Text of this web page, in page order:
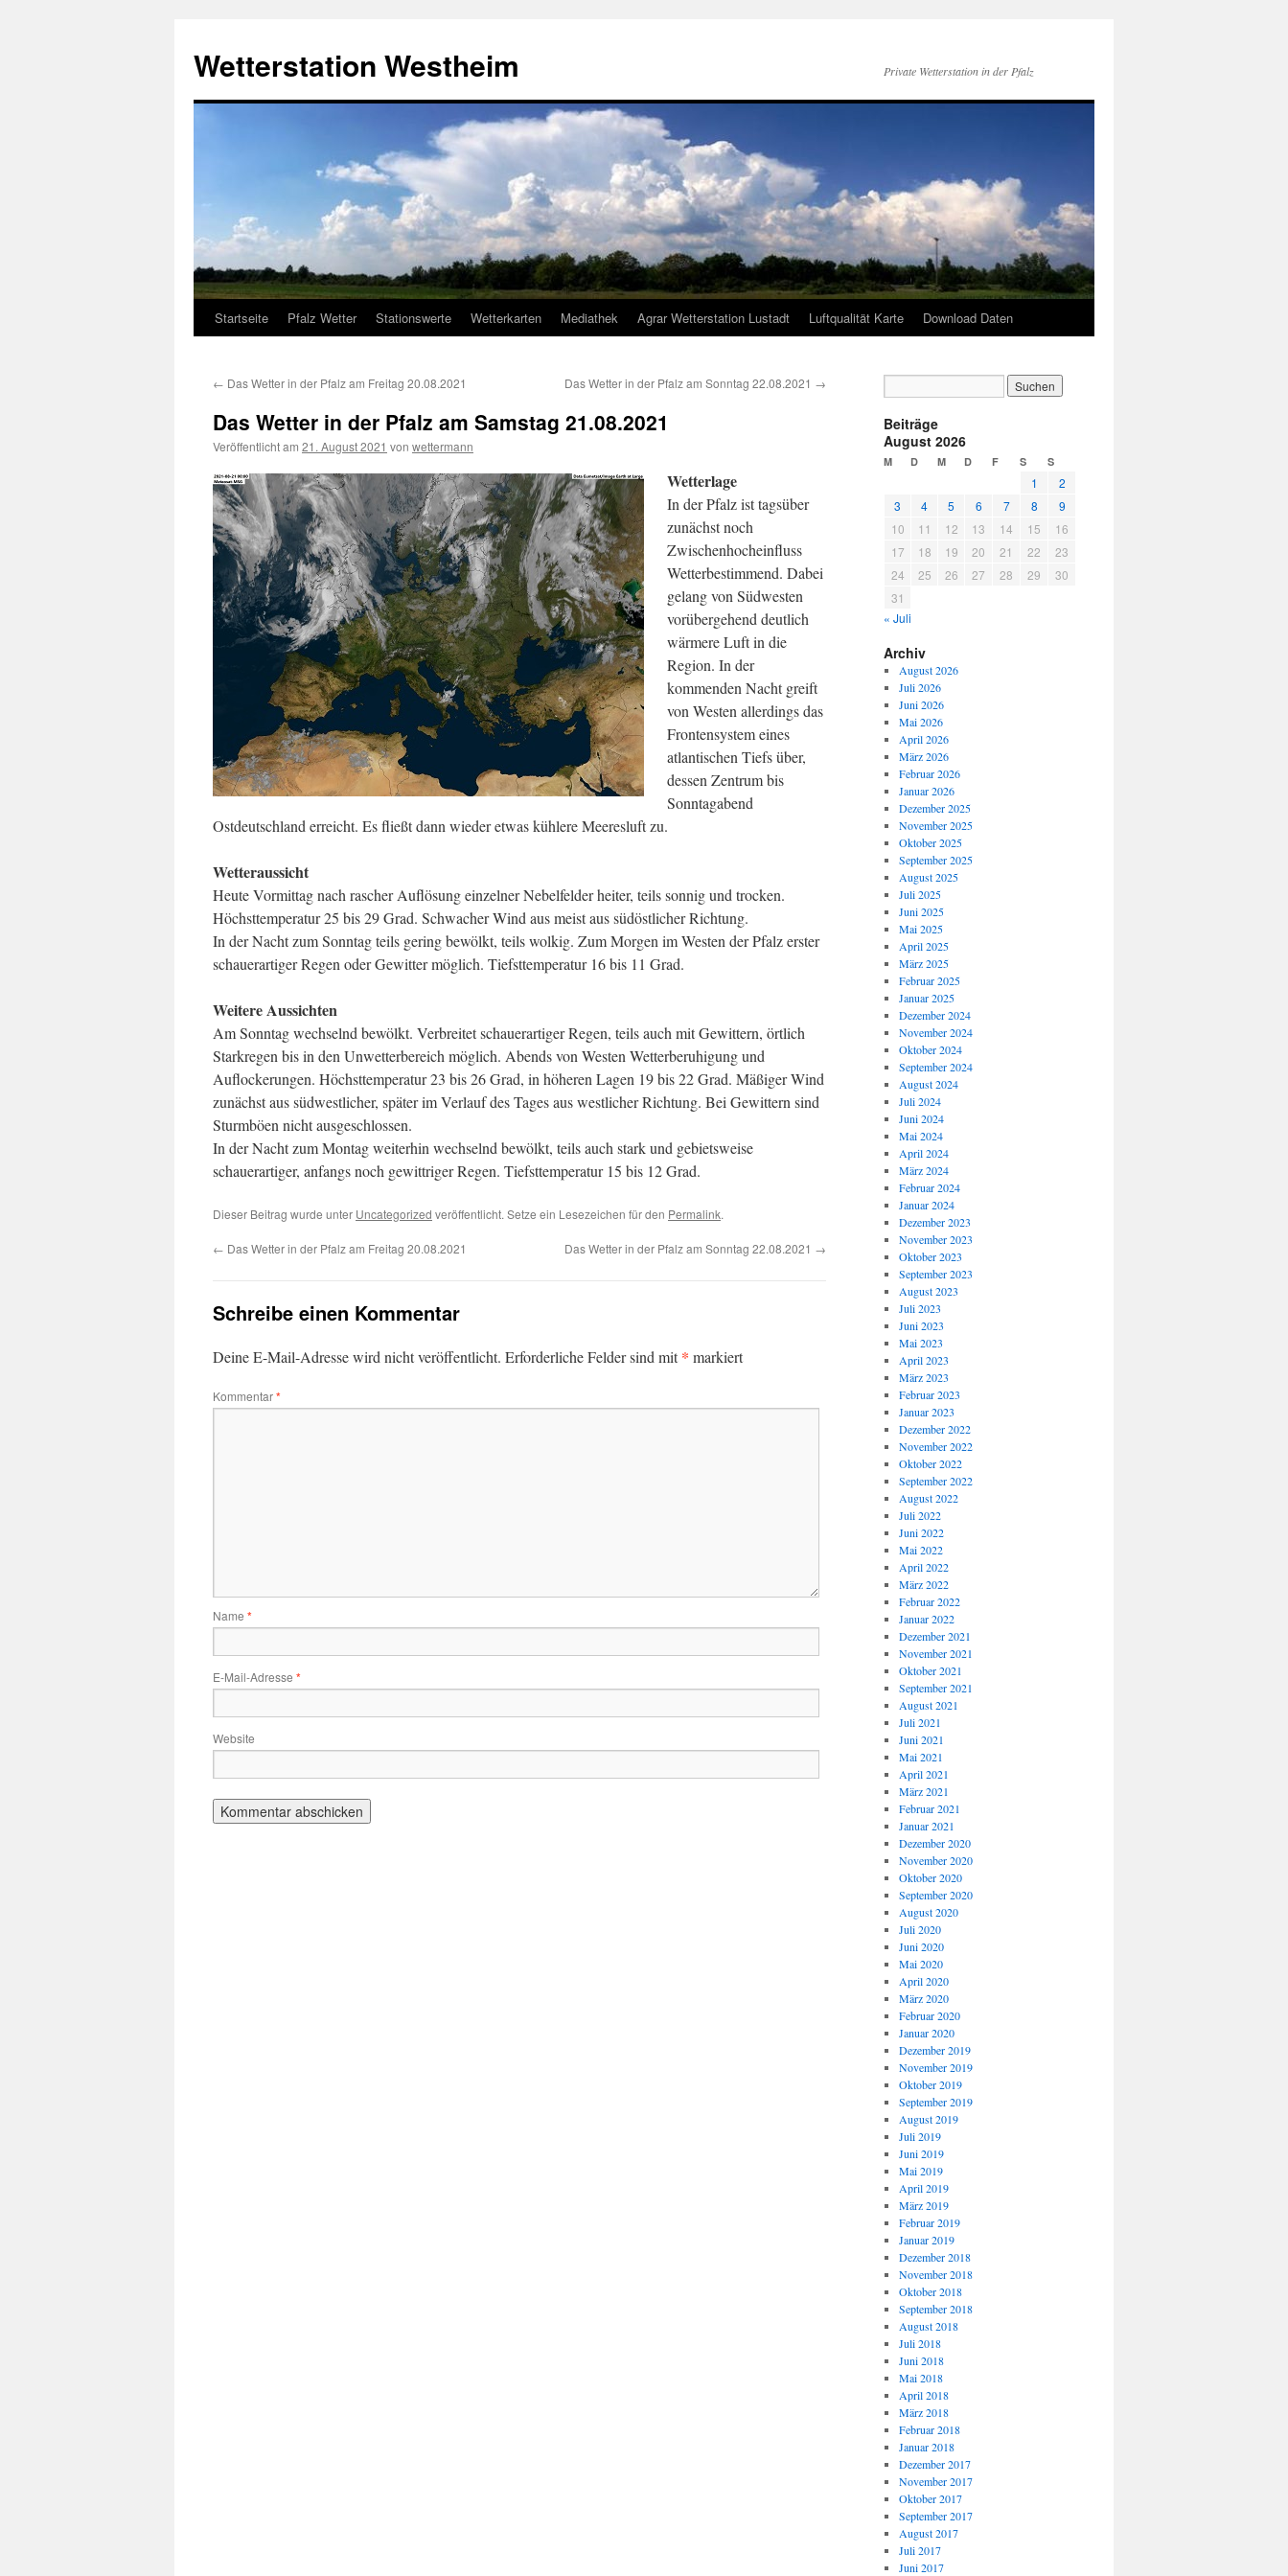
springen
Wetterstation Westheim Private Wetterstation in der Pfalz
Startseite Pfalz Wetter Stationswerte Wetterkarten Mediathek Agrar Wetterstation Lustadt Luftqualität Karte Download Daten
← Das Wetter in der Pfalz am Freitag 20.08.2021 Das Wetter in der Pfalz am Sonntag 22.08.2021 →
Das Wetter in der Pfalz am Samstag 21.08.2021
Veröffentlicht am 21. August 2021 von wettermann
Wetterlage
In der Pfalz ist tagsüber
zunächst noch
Zwischenhocheinfluss
Wetterbestimmend. Dabei
gelang von Südwesten
vorübergehend deutlich
wärmere Luft in die
Region. In der
kommenden Nacht greift
von Westen allerdings das
Frontensystem eines
atlantischen Tiefs über,
dessen Zentrum bis
Sonntagabend
Ostdeutschland erreicht. Es fließt dann wieder etwas kühlere Meeresluft zu.
Wetteraussicht
Heute Vormittag nach rascher Auflösung einzelner Nebelfelder heiter, teils sonnig und trocken.
Höchsttemperatur 25 bis 29 Grad. Schwacher Wind aus meist aus südöstlicher Richtung.
In der Nacht zum Sonntag teils gering bewölkt, teils wolkig. Zum Morgen im Westen der Pfalz erster
schauerartiger Regen oder Gewitter möglich. Tiefsttemperatur 16 bis 11 Grad.
Weitere Aussichten
Am Sonntag wechselnd bewölkt. Verbreitet schauerartiger Regen, teils auch mit Gewittern, örtlich
Starkregen bis in den Unwetterbereich möglich. Abends von Westen Wetterberuhigung und
Auflockerungen. Höchsttemperatur 23 bis 26 Grad, in höheren Lagen 19 bis 22 Grad. Mäßiger Wind
zunächst aus südwestlicher, später im Verlauf des Tages aus westlicher Richtung. Bei Gewittern sind
Sturmböen nicht ausgeschlossen.
In der Nacht zum Montag weiterhin wechselnd bewölkt, teils auch stark und gebietsweise
schauerartiger, anfangs noch gewittriger Regen. Tiefsttemperatur 15 bis 12 Grad.
Dieser Beitrag wurde unter Uncategorized veröffentlicht. Setze ein Lesezeichen für den Permalink.
← Das Wetter in der Pfalz am Freitag 20.08.2021 Das Wetter in der Pfalz am Sonntag 22.08.2021 →
Schreibe einen Kommentar
Deine E-Mail-Adresse wird nicht veröffentlicht. Erforderliche Felder sind mit* markiert
Kommentar*
Name *
E-Mail-Adresse *
Website
Beiträge
August 2026
M D M D F S S
1
2
3
4 5 6 7 8
9
10
11 12 13 14 15
16
17
18 19 20 21 22
23
24
25 26 27 28 29
30
31
« Juli
Archiv
August 2026
Juli 2026
Juni 2026
Mai 2026
April 2026
März 2026
Februar 2026
Januar 2026
Dezember 2025
November 2025
Oktober 2025
September 2025
August 2025
Juli 2025
Juni 2025
Mai 2025
April 2025
März 2025
Februar 2025
Januar 2025
Dezember 2024
November 2024
Oktober 2024
September 2024
August 2024
Juli 2024
Juni 2024
Mai 2024
April 2024
März 2024
Februar 2024
Januar 2024
Dezember 2023
November 2023
Oktober 2023
September 2023
August 2023
Juli 2023
Juni 2023
Mai 2023
April 2023
März 2023
Februar 2023
Januar 2023
Dezember 2022
November 2022
Oktober 2022
September 2022
August 2022
Juli 2022
Juni 2022
Mai 2022
April 2022
März 2022
Februar 2022
Januar 2022
Dezember 2021
November 2021
Oktober 2021
September 2021
August 2021
Juli 2021
Juni 2021
Mai 2021
April 2021
März 2021
Februar 2021
Januar 2021
Dezember 2020
November 2020
Oktober 2020
September 2020
August 2020
Juli 2020
Juni 2020
Mai 2020
April 2020
März 2020
Februar 2020
Januar 2020
Dezember 2019
November 2019
Oktober 2019
September 2019
August 2019
Juli 2019
Juni 2019
Mai 2019
April 2019
März 2019
Februar 2019
Januar 2019
Dezember 2018
November 2018
Oktober 2018
September 2018
August 2018
Juli 2018
Juni 2018
Mai 2018
April 2018
März 2018
Februar 2018
Januar 2018
Dezember 2017
November 2017
Oktober 2017
September 2017
August 2017
Juli 2017
Juni 2017